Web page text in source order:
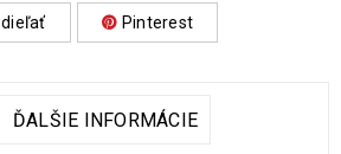
Pinterest
ĎALŠIE INFORMÁCIE